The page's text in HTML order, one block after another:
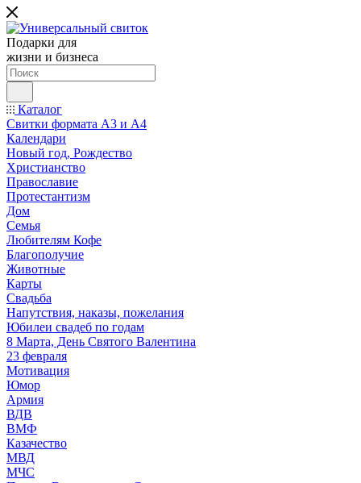
Подарки для
жизни и бизнеса
Каталог
Свитки формата А3 и А4
Календари
Новый год, Рождество
Христианство
Православие
Протестантизм
Дом
Семья
Любителям Кофе
Благополучие
Животные
Карты
Свадьба
Напутствия, наказы, пожелания
Юбилеи свадеб по годам
8 Марта, День Святого Валентина
23 февраля
Мотивация
Юмор
Армия
ВДВ
ВМФ
Казачество
МВД
МЧС